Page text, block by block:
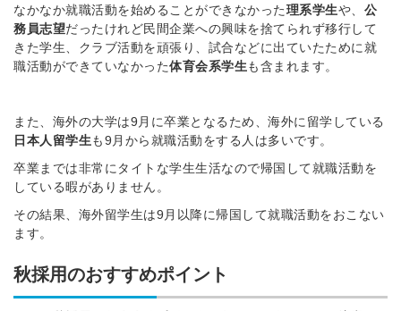
なかなか就職活動を始めることができなかった理系学生や、 公
務員志望だったけれど民間企業への興味を捨てられず移行して
きた学生、クラブ活動を頑張り、試合などに出ていたために就
職活動ができていなかった体育会系学生も含まれます。
また、海外の大学は9月に卒業となるため、海外に留学している
日本人留学生も9月から就職活動をする人は多いです。
卒業までは非常にタイトな学生生活なので帰国して就職活動を
している暇がありません。
その結果、海外留学生は9月以降に帰国して就職活動をおこない
ます。
秋採用のおすすめポイント